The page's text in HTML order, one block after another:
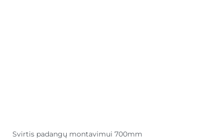
Svirtis padangų montavimui 700mm